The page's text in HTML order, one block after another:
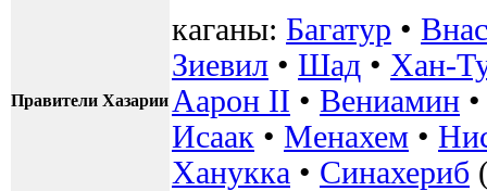
Правители Хазарии
каганы: Багатур •
Зиевил • Шад • Хан-
Аарон II • Вениамин
Исаак • Менахем •
Ханукка • Синахериб